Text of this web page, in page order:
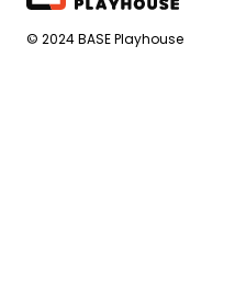
© 2024 BASE Playhouse